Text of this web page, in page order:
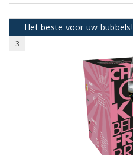
Het beste voor uw bubbels!
3